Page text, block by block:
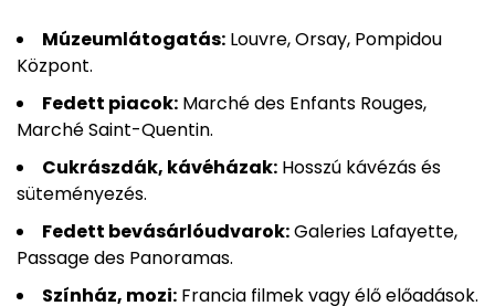
Múzeumlátogatás: Louvre, Orsay, Pompidou
Központ.
Fedett piacok: Marché des Enfants Rouges,
Marché Saint-Quentin.
Cukrászdák, kávéházak: Hosszú kávézás és
süteményezés.
Fedett bevásárlóudvarok:Galeries Lafayette,
Passage des Panoramas.
Színház, mozi: Francia filmek vagy élő előadások.